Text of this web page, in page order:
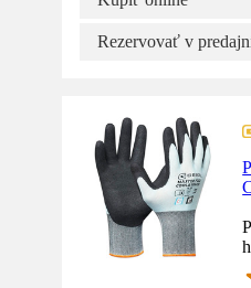
Rezervovať v